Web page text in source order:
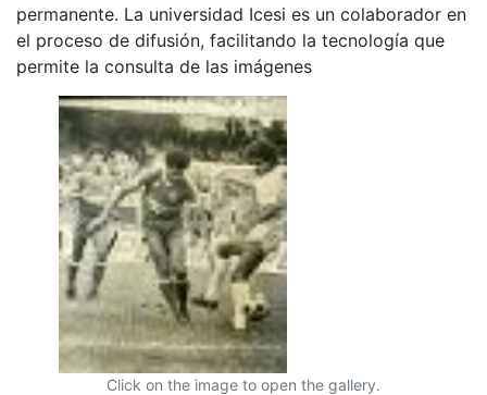
permanente. La universidad Icesi es un colaborador en
el proceso de difusión, facilitando la tecnología que
permite la consulta de las imágenes
Click on the image to open the gallery.